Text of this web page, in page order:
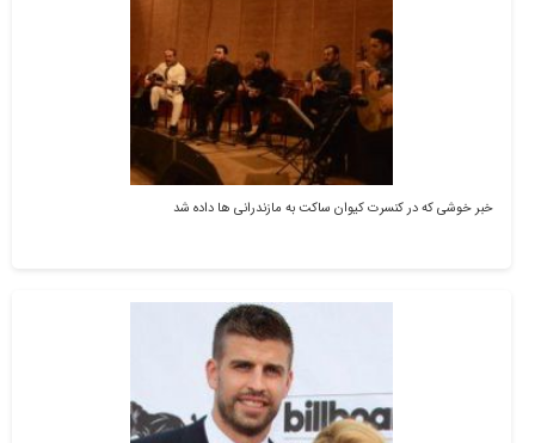
خبر خوشی که در کنسرت کیوان ساکت به مازندرانی ها داده شد